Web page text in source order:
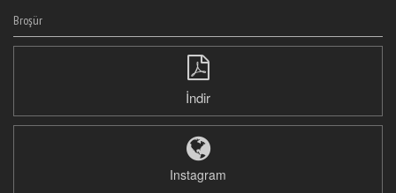
Broşür
İndir
Instagram